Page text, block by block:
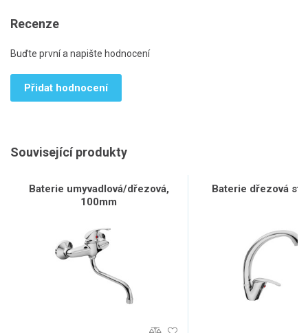
Recenze
Buďte první a napište hodnocení
Přidat hodnocení
Související produkty
Baterie umyvadlová/dřezová,
100mm
Baterie dřezová